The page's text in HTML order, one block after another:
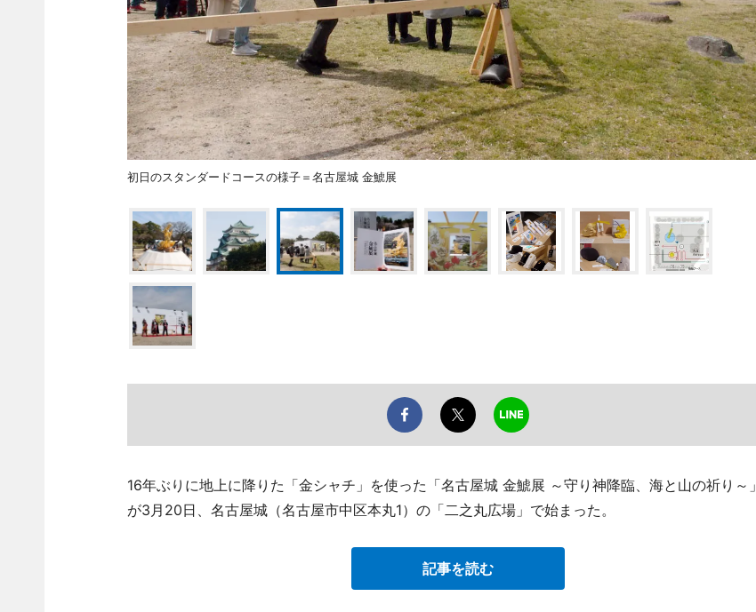
初日のスタンダードコースの様子＝名古屋城 金鯱展
16年ぶりに地上に降りた「金シャチ」を使った「名古屋城 金鯱展 ～守り神降臨、海と山の祈り～」
が3月20日、名古屋城（名古屋市中区本丸1）の「二之丸広場」で始まった。
記事を読む